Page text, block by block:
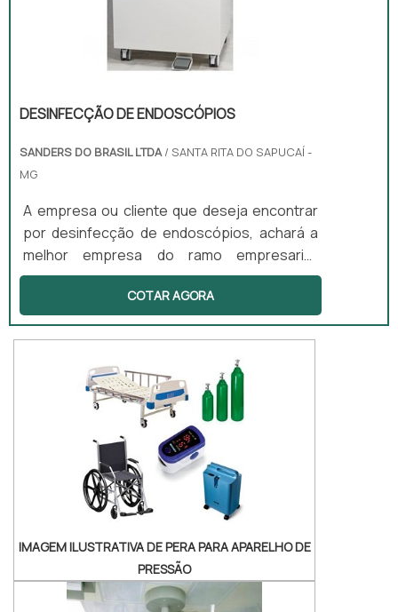
DESINFECÇÃO DE ENDOSCÓPIOS
SANDERS DO BRASIL LTDA/ SANTA RITA DO SAPUCAÍ -
MG
A empresa ou cliente que deseja encontrar
por desinfecção de endoscópios, achará a
melhor empresa do ramo empresarial.
Cotando por meio da própria empresa e
descobrindo a melhor referência em
qualidade. Quando a busca é por
desinfecção de endoscópios, com a equipe
da Sanders do Brasil alcançará assertividade
com preços altamente competitivos.MAIS
DETALHES SOBRE DESINFECÇÃO DE
ENDOSCÓPIOSHá muitas maneiras eficientes
de demonstrar compet...
COTAR AGORA
IMAGEM ILUSTRATIVA DE PERA PARA APARELHO DE
PRESSÃO